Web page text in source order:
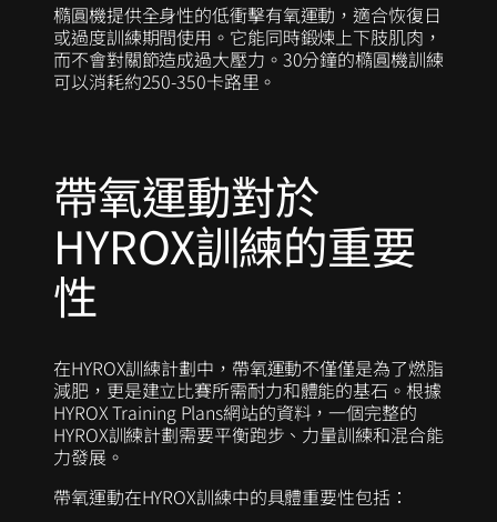
橢圓機提供全身性的低衝擊有氧運動，適合恢復日
或過度訓練期間使用。它能同時鍛煉上下肢肌肉，
而不會對關節造成過大壓力。30分鐘的橢圓機訓練
可以消耗約250-350卡路里。
帶氧運動對於
HYROX訓練的重要
性
在HYROX訓練計劃中，帶氧運動不僅僅是為了燃脂
減肥，更是建立比賽所需耐力和體能的基石。根據
HYROX Training Plans網站的資料，一個完整的
HYROX訓練計劃需要平衡跑步、力量訓練和混合能
力發展。
帶氧運動在HYROX訓練中的具體重要性包括：